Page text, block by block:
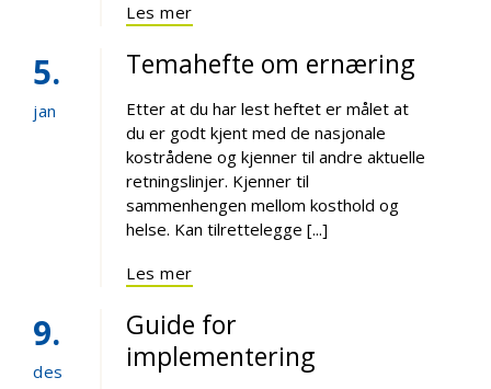
Les mer
5
jan
Temahefte om ernæring
Etter at du har lest heftet er målet at
du er godt kjent med de nasjonale
kostrådene og kjenner til andre aktuelle
retningslinjer. Kjenner til
sammenhengen mellom kosthold og
helse. Kan tilrettelegge [...]
Les mer
9
des
Guide for
implementering